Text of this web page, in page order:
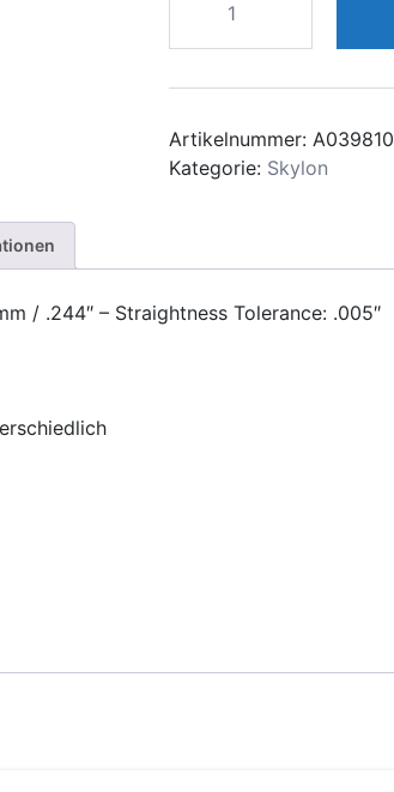
ARROWS
CARBON
12
Stück
Artikelnummer: A039810
Kategorie: Skylon
/ .244″ – Straightness Tolerance: .005″